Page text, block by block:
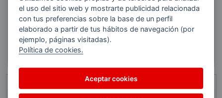
Información básica sobre Protección de Datos
el uso del sitio web y mostrarte publicidad relacionada
con tus preferencias sobre la base de un perfil
elaborado a partir de tus hábitos de navegación (por
ejemplo, páginas visitadas).
Política de cookies.
Aceptar cookies